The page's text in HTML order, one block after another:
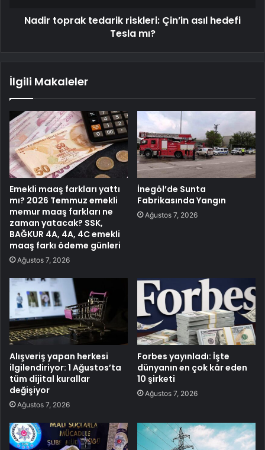
Nadir toprak tedarik riskleri: Çin’in asıl hedefi
Tesla mı?
İlgili Makaleler
Emekli maaş farkları yattı
mı? 2026 Temmuz emekli
memur maaş farkları ne
zaman yatacak? SSK,
BAĞKUR 4A, 4A, 4C emekli
maaş farkı ödeme günleri
Ağustos 7, 2026
İnegöl’de Sunta
Fabrikasında Yangın
Ağustos 7, 2026
Alışveriş yapan herkesi
ilgilendiriyor: 1 Ağustos’ta
tüm dijital kurallar
değişiyor
Ağustos 7, 2026
Forbes yayınladı: İşte
dünyanın en çok kâr eden
10 şirketi
Ağustos 7, 2026